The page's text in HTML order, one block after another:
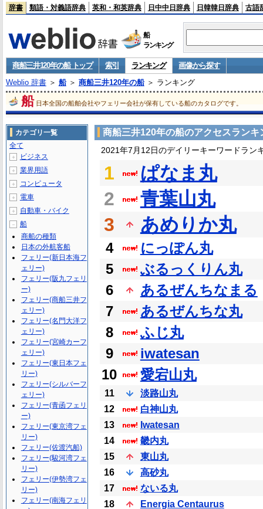
辞書 類語・対義語辞典 英和・和英辞典 日中中日辞典 日韓韓日辞典 古語
船
ランキング
商船三井120年の船 トップ 索引 ランキング
画像から探す
Weblio 辞書＞ 船＞ 商船三井120年の船＞ ランキング
船 日本全国の船舶会社やフェリー会社が保有している船のカタログです。
商船三井120年の船のアクセスランキ
2021年7月12日のデイリーキーワードラン
1
ぱなま丸
2
青葉山丸
3
あめりか丸
4
にっぽん丸
5
ぶるっくりん丸
6
あるぜんちなまる
7
あるぜんちな丸
8
ふじ丸
9
iwatesan
10
愛宕山丸
11
淡路山丸
12
白神山丸
13
Iwatesan
14
畿内丸
15
東山丸
16
高砂丸
17
ないる丸
18
Energia Centaurus
カテゴリ一覧
全て
＋ ビジネス
＋ 業界用語
＋ コンピュータ
＋ 電車
＋ 自動車・バイク
－
船
商船の種類
日本の外航客船
フェリー(新日本海フ
ェリー)
フェリー(阪九フェリ
ー)
フェリー(商船三井フ
ェリー)
フェリー(名門大洋フ
ェリー)
フェリー(宮崎カーフ
ェリー)
フェリー(東日本フェ
リー)
フェリー(シルバーフ
ェリー)
フェリー(青函フェリ
ー)
フェリー(東京湾フェ
リー)
フェリー(佐渡汽船)
フェリー(駿河湾フェ
リー)
フェリー(伊勢湾フェ
リー)
フェリー(南海フェリ